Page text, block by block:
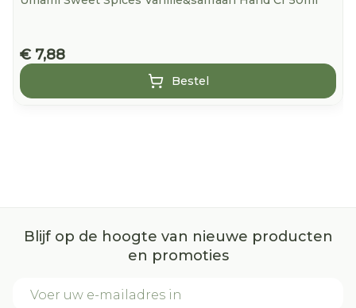
€ 7,88
Bestel
Blijf op de hoogte van nieuwe producten
en promoties